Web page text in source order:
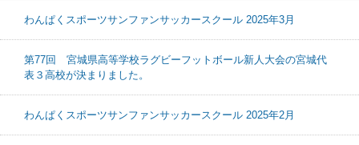
わんぱくスポーツサンファンサッカースクール 2025年3月
第77回 宮城県高等学校ラグビーフットボール新人大会の宮城代
表３高校が決まりました。
わんぱくスポーツサンファンサッカースクール 2025年2月